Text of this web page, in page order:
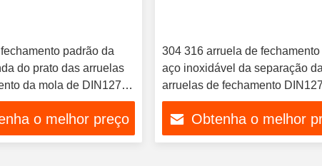
padrão da
do prato das arruelas
da mola de DIN127
o melhor preço
304 316 arruela de fechamento
aço inoxidável da separação
arruelas de fechamento
mola GB93
Obtenha o melhor